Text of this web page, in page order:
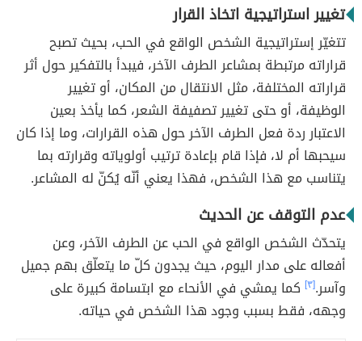
تغيير استراتيجية اتخاذ القرار
تتغيّر إستراتيجية الشخص الواقع في الحب، بحيث تصبح
قراراته مرتبطة بمشاعر الطرف الآخر، فيبدأ بالتفكير حول أثر
قراراته المختلفة، مثل الانتقال من المكان، أو تغيير
الوظيفة، أو حتى تغيير تصفيفة الشعر، كما يأخذ بعين
الاعتبار ردة فعل الطرف الآخر حول هذه القرارات، وما إذا كان
سيحبها أم لا، فإذا قام بإعادة ترتيب أولوياته وقرارته بما
يتناسب مع هذا الشخص، فهذا يعني أنّه يُكنّ له المشاعر.
عدم التوقف عن الحديث
يتحدّث الشخص الواقع في الحب عن الطرف الآخر، وعن
أفعاله على مدار اليوم، حيث يجدون كلّ ما يتعلّق بهم جميل
وآسر.[٣]
كما يمشي في الأنحاء مع ابتسامة كبيرة على
وجهه، فقط بسبب وجود هذا الشخص في حياته.